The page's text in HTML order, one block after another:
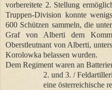
vorbereitete 2. Stellung
Truppen-Division konnte
600 Schützen sammeln, die
Graf von Alberti dem
Oberstleutnant von Alberti,
Korolowka belassen wurden.
Dem Regiment waren an
2. und 3. /
eine österreichische